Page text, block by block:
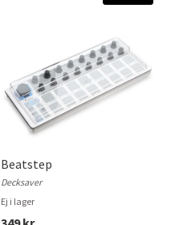
Beatstep
Decksaver
Ej i lager